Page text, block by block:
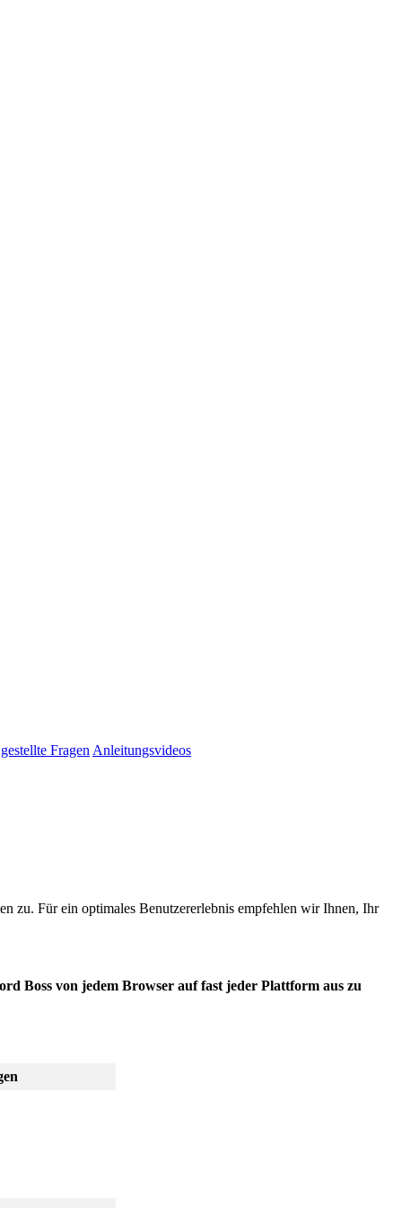
Fragen Anleitungsvideos
zu. Für ein optimales Benutzererlebnis empfehlen wir Ihnen, Ihr
Boss von jedem Browser auf fast jeder Plattform aus zu